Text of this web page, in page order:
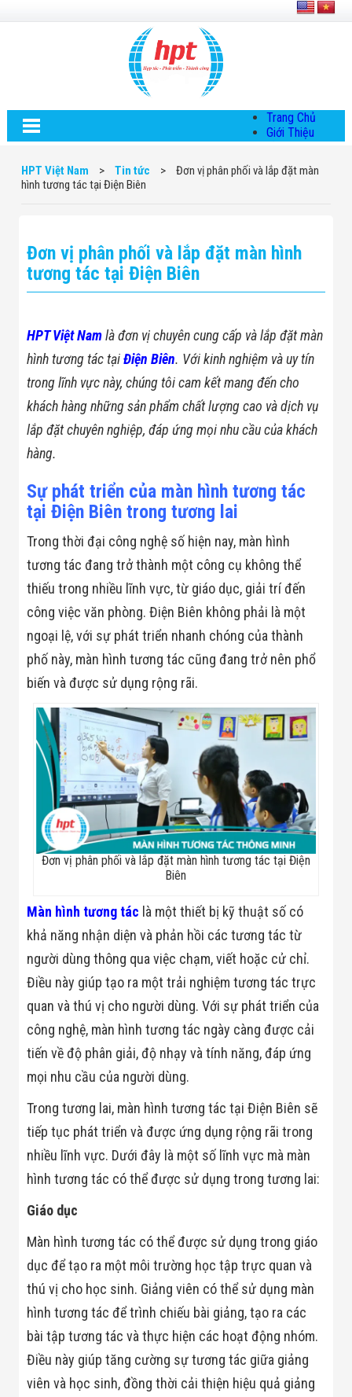
Trang Chủ
Giới Thiệu
Nam
Hội Đồng Quản
Mật Thông Tin
Thông Tin
Giải Pháp
Giải Pháp Thiết
Bị Ngành Thủy
Sản - Đông
Lạnh
Giải Pháp Thiết
Bị Ngành Thực
Phẩm Đóng Gói
Giải Pháp Thiết
Bị Ngành Linh
Giải Pháp Thiết
Bị Ngành Giáo
Dục
Giải Pháp Thiết
Bị Ngành Bán
Lẻ - Retail
Chuyên Dụng
Ngành Công An
- Quân Đội
Minh
Sản Phẩm
THIẾT BỊ AN
Camera Thông
Minh
Cổng Từ Siêu
Thị
Máy Đếm
Người
Máy Dò Tìm
Khủng Bố
Camera Đo
Thân Nhiệt
THIẾT BỊ
DỤNG
Máy Dò Tạp
Chất
Màn Hình
Tương Tác
Màn Hình LED
Máy X-Ray
Máy Dò Kim
Loại Công
Nghiệp
Thiết Bị Công
Đo Lực - Sức
Căng - Sức
Nén
Máy Kiểm Tra
Khuyết Tật
Máy Kiểm Tra
Vết Nứt Sản
Phẩm
Máy Kiểm Tra
Bo Mạch Điện
Tử
HPT Việt Nam > Tin tức >
Đơn vị phân phối và lắp đặt màn
hình tương tác tại Điện Biên
Đơn vị phân phối và lắp đặt màn hình
tương tác tại Điện Biên
HPT Việt Namlà đơn vị chuyên cung cấp và lắp đặt màn
hình tương tác tạiĐiện Biên. Với kinh nghiệm và uy tín
trong lĩnh vực này, chúng tôi cam kết mang đến cho
khách hàng những sản phẩm chất lượng cao và dịch vụ
lắp đặt chuyên nghiệp, đáp ứng mọi nhu cầu của khách
hàng.
Sự phát triển của màn hình tương tác
tại Điện Biên trong tương lai
Trong thời đại công nghệ số hiện nay, màn hình
tương tác đang trở thành một công cụ không thể
thiếu trong nhiều lĩnh vực, từ giáo dục, giải trí đến
công việc văn phòng. Điện Biên không phải là một
ngoại lệ, với sự phát triển nhanh chóng của thành
phố này, màn hình tương tác cũng đang trở nên phổ
biến và được sử dụng rộng rãi.
Đơn vị phân phối và lắp đặt màn hình tương tác tại Điện
Biên
Màn hình tương tác là một thiết bị kỹ thuật số có
khả năng nhận diện và phản hồi các tương tác từ
người dùng thông qua việc chạm, viết hoặc cử chỉ.
Điều này giúp tạo ra một trải nghiệm tương tác trực
quan và thú vị cho người dùng. Với sự phát triển của
công nghệ, màn hình tương tác ngày càng được cải
tiến về độ phân giải, độ nhạy và tính năng, đáp ứng
mọi nhu cầu của người dùng.
Trong tương lai, màn hình tương tác tại Điện Biên sẽ
tiếp tục phát triển và được ứng dụng rộng rãi trong
nhiều lĩnh vực. Dưới đây là một số lĩnh vực mà màn
hình tương tác có thể được sử dụng trong tương lai:
Giáo dục
Màn hình tương tác có thể được sử dụng trong giáo
dục để tạo ra một môi trường học tập trực quan và
thú vị cho học sinh. Giảng viên có thể sử dụng màn
hình tương tác để trình chiếu bài giảng, tạo ra các
bài tập tương tác và thực hiện các hoạt động nhóm.
Điều này giúp tăng cường sự tương tác giữa giảng
viên và học sinh, đồng thời cải thiện hiệu quả giảng